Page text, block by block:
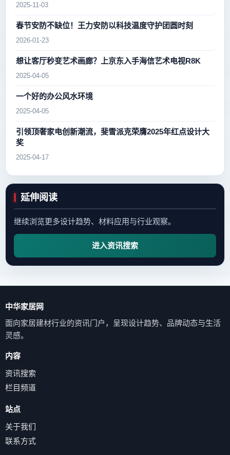
2025-11-03
春节安防不缺位！王力安防以科技温度守护团圆时刻
2026-01-23
想让客厅秒变艺术画廊？上京东入手海信艺术电视R8K
2025-04-05
一个好的办公风水环境
2025-04-05
引领顶奢家电创新潮流，斐雪派克荣膺2025年红点设计大
奖
2025-04-17
延伸阅读
继续浏览更多设计趋势、材料应用与行业观察。
进入资讯搜索
中华家居网
面向家居建材行业的资讯门户，呈现设计趋势、品牌动态与生活
灵感。
内容
资讯搜索
栏目频道
站点
关于我们
联系方式